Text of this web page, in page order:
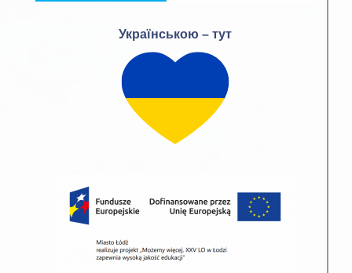
Українською – тут